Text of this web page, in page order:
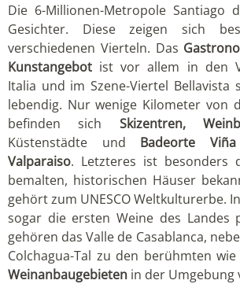
Die 6-Millionen-Metropole Santiago
Gesichter. Diese zeigen sich
verschiedenen Vierteln. Das
Kunstangebot ist vor allem in den
Italia und im Szene-Viertel Bellavista
lebendig. Nur wenige Kilometer von
befinden sich Skizentren,
Küstenstädte und Badeorte
Valparaiso. Letzteres ist besonders
bemalten, historischen Häuser
gehört zum UNESCO Weltkulturerbe.
sogar die ersten Weine des Landes
gehören das Valle de Casablanca,
Colchagua-Tal zu den berühmten wie
Weinanbaugebieten in der Umgebung